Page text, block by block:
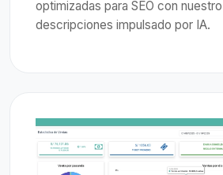
optimizadas para SEO con
descripciones impulsado por IA.